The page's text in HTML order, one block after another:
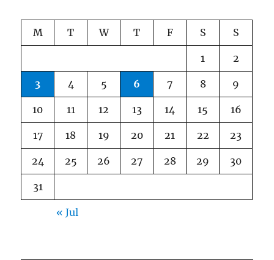
M T W T F S S
1 2
3 4 5 6 7 8 9
10 11 12 13 14 15 16
17 18 19 20 21 22 23
24 25 26 27 28 29 30
31
« Jul